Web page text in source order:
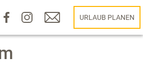
URLAUB PLANEN